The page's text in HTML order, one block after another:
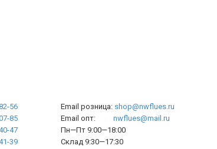
56
85
47
39
Email розница: shop@nwflues.ru
Email опт: nwflues@mail.ru
Пн—Пт 9:00—18:00
Склад 9:30—17:30